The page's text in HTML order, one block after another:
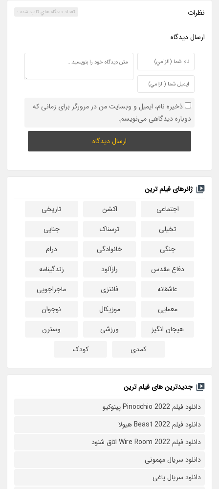
نظرات تعداد ديدگاه هاي تاييد شده :
ارسال ديدگاه
ذخیره نام، ایمیل و وبسایت من در مرورگر برای زمانی که
دوباره دیدگاهی می‌نویسم.
ژانرهای فیلم ترین
اجتماعی
اکشن
تاریخی
تخیلی
ترسناک
جنایی
جنگی
خانوادگی
درام
دفاع مقدس
رازآلود
زندگینامه
عاشقانه
فانتزی
ماجراجویی
معمایی
موزیکال
نوجوان
هیجان انگیز
ورزشی
وسترن
کمدی
کودک
جدیدترین های فیلم ترین
دانلود فیلم Pinocchio 2022 پینوکیو
دانلود فیلم Beast 2022 هیولا
دانلود فیلم Wire Room 2022 اتاق شنود
دانلود سریال مهمونی
دانلود سریال یاغی